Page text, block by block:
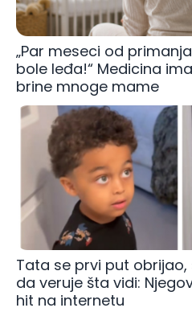
„Par meseci od
bole leđa!“ Medicina
brine mnoge mame
Tata se prvi put
da veruje šta vidi:
hit na internetu